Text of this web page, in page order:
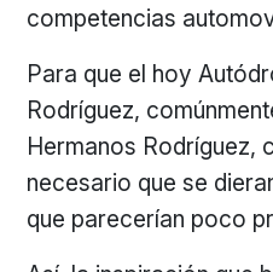
competencias
Para que el hoy
Rodríguez,
Hermanos Rodríguez,
necesario que se
que parecerían poco